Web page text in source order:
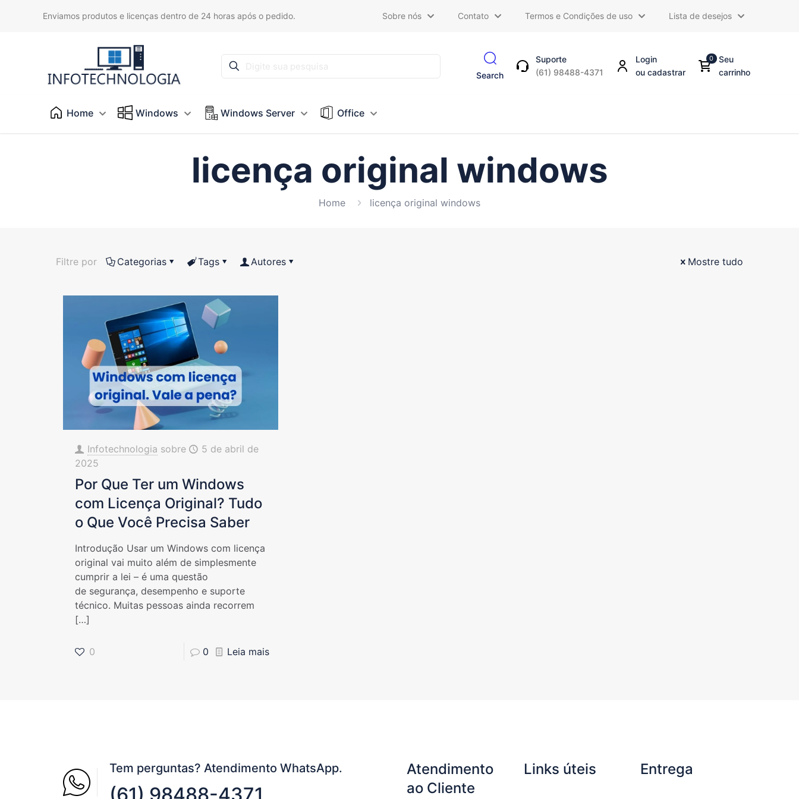
Enviamos produtos e licenças dentro de 24 horas após o pedido. Sobre nós Contato Termos e Condições de uso Lista de desejos
Search
Suporte
(61) 98488-4371
Login
ou cadastrar
0
Seu
carrinho
Home Windows Windows Server Office
licença original windows
Home licença original windows
Filtre por Categorias Tags Autores Mostre tudo
Infotechnologia sobre
5 de abril de
2025
Por Que Ter um Windows
com Licença Original? Tudo
o Que Você Precisa Saber
Introdução Usar um Windows com licença
original vai muito além de simplesmente
cumprir a lei – é uma questão
de segurança, desempenho e suporte
técnico. Muitas pessoas ainda recorrem
[…]
0 0 Leia mais
Tem perguntas? Atendimento WhatsApp.
Atendimento
ao Cliente
Links úteis Entrega